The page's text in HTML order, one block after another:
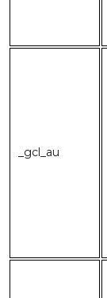
_gcl_au